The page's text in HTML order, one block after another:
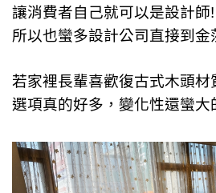
讓消費者自己就可以是設計師!
所以也蠻多設計公司直接到
若家裡長輩喜歡復古式木頭材
選項真的好多，變化性還蠻大